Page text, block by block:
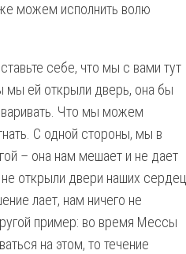
можем исполнить волю
себе, что мы с вами тут
мы ей открыли дверь, она бы
Что мы можем
С одной стороны, мы в
– она нам мешает и не дает
открыли двери наших сердец
лает, нам ничего не
пример: во время Мессы
на этом, то течение